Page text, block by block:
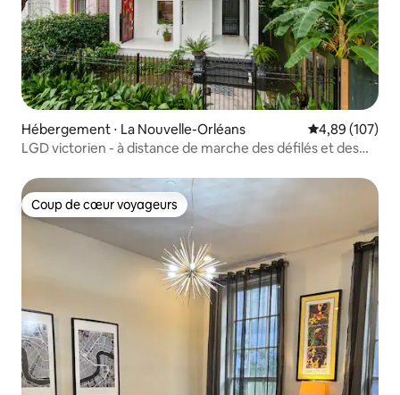
Hébergement ⋅ La Nouvelle-Orléans Évaluation
4,89 (107)
LGD victorien - à distance de marche des défilés et des
Coup de cœur voyageurs
Coup de cœur voyageurs